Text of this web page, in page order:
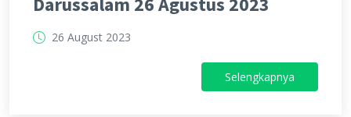
26 August 2023
Selengkapnya